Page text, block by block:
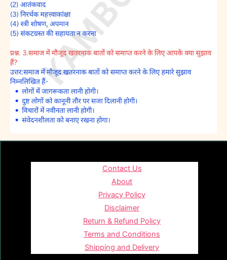
Contact Us
About
Privacy Policy
Disclaimer
Return & Refund Policy
Terms and Conditions
Shipping and Delivery